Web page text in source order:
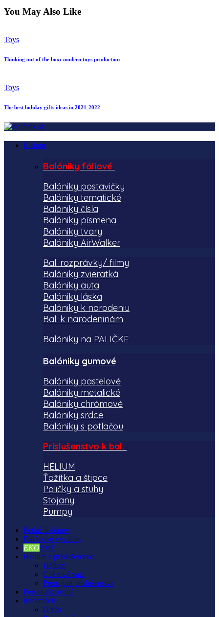
You May Also Like
Toys
Thinking out of the box: modern toys production
Toys
The best holiday gifts ideas in 2021-2022
E-shop
Balóniky fóliové
Balóniky postavičky
Balóniky tematické
Balóniky čísla
Balóniky písmena
Balóniky tvary
Balóniky AirWalker
Bal. rozprávky/ filmy
Balóniky zvieratká
Balóniky auta
Balóniky láska
Balóniky k narodeniu
Bal. k narodeninám
Balóniky na PALIČKE
Balóniky gumové
Balóniky pastelové
Balóniky metalické
Balóniky chrómové
Balóniky srdce
Balóniky s potlačou
Príslušenstvo k bal.
HÉLIUM
Ťažítka a štipce
Paličky a stuhy
Stojany
Pumpy
Potlač balónov
Balónové výzdoby
EKOSME
Hélium a príslušenstvo
Hélium
Cukrová vata
Prenájom príslušenstva
Personalizované
Informácie
O nás